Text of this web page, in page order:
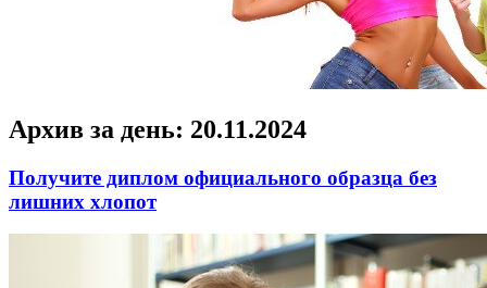
Архив за день: 20.11.2024
Получите диплом официального образца без
лишних хлопот